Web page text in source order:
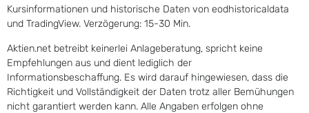
Kursinformationen und historische Daten von eodhistoricaldata
und TradingView. Verzögerung: 15-30 Min.
Aktien.net betreibt keinerlei Anlageberatung, spricht keine
Empfehlungen aus und dient lediglich der
Informationsbeschaffung. Es wird darauf hingewiesen, dass die
Richtigkeit und Vollständigkeit der Daten trotz aller Bemühungen
nicht garantiert werden kann. Alle Angaben erfolgen ohne